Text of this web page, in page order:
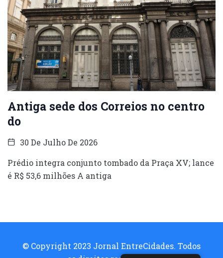
Antiga sede dos Correios no centro
do
30 De Julho De 2026
Prédio integra conjunto tombado da Praça XV; lance
é R$ 53,6 milhões A antiga
© Copyright 2023 Jornal EntreCidades. Todos